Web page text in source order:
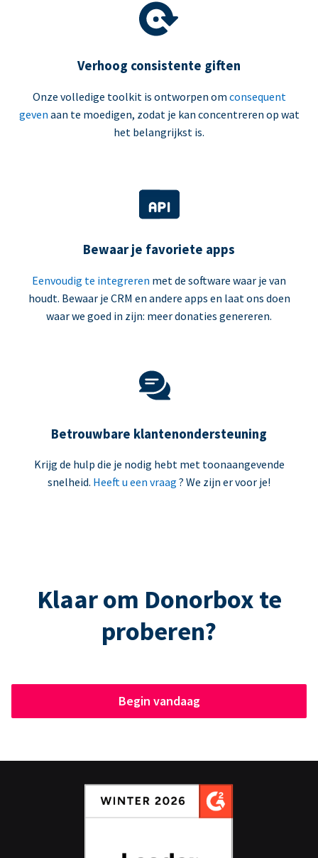
Verhoog consistente giften
Onze volledige toolkit is ontworpen om consequent
geven aan te moedigen, zodat je kan concentreren op wat
het belangrijkst is.
Bewaar je favoriete apps
Eenvoudig te integreren met de software waar je van
houdt. Bewaar je CRM en andere apps en laat ons doen
waar we goed in zijn: meer donaties genereren.
Betrouwbare klantenondersteuning
Krijg de hulp die je nodig hebt met toonaangevende
snelheid. Heeft u een vraag ? We zijn er voor je!
Klaar om Donorbox te
proberen?
Begin vandaag